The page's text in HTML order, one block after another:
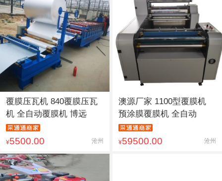
覆膜压瓦机 840覆膜压瓦
机 全自动覆膜机 博远
¥5500.00 沧州
澳源厂家 1100型覆膜机
预涂膜覆膜机 全自动
¥59500.00 沧州